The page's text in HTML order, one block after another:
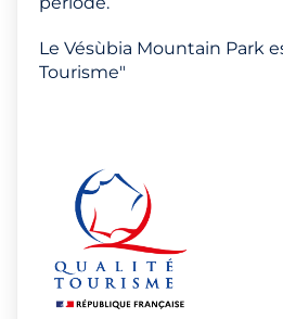
Le Vésùbia Mountain Park
Tourisme"